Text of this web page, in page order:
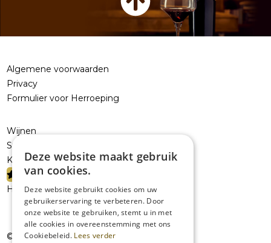
Algemene voorwaarden
Privacy
Formulier voor Herroeping
Wijnen
Sterke dranken
Kelderresten
PROMOTIES
Handelaars
© JolieVOF
Deze website maakt gebruik
van cookies.
Deze website gebruikt cookies om uw
gebruikerservaring te verbeteren. Door
onze website te gebruiken, stemt u in met
alle cookies in overeenstemming met ons
Cookiebeleid. Lees verder